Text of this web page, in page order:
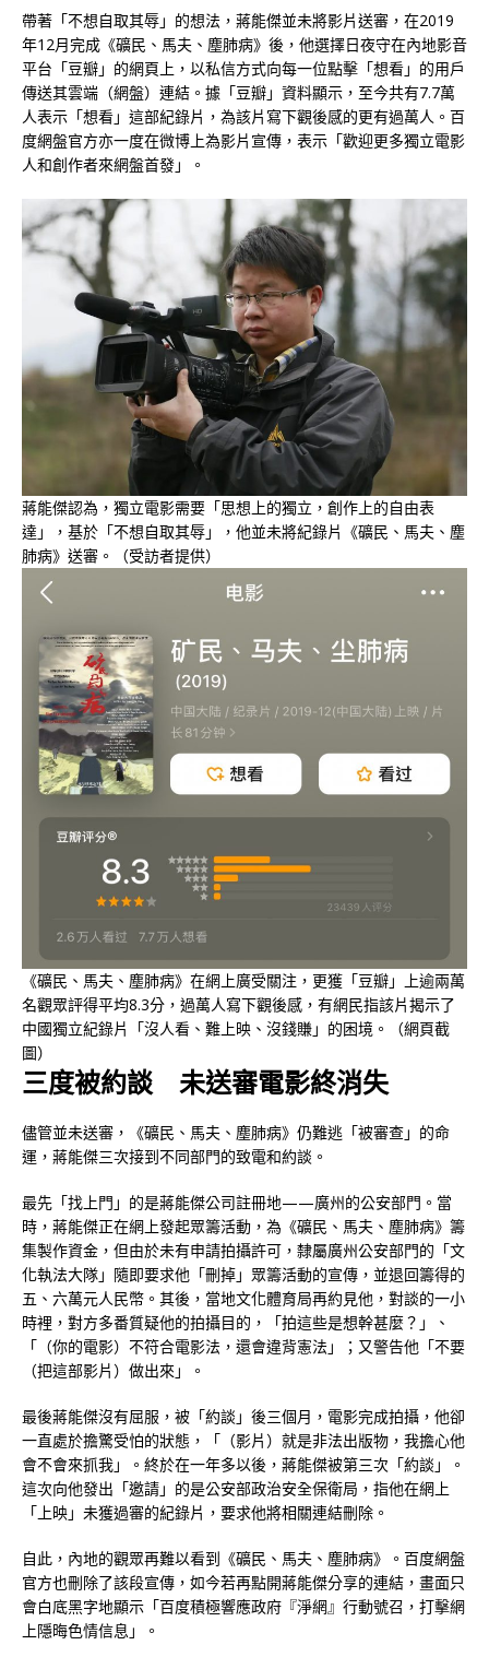
帶著「不想自取其辱」的想法，蔣能傑並未將影片送審，在2019
年12月完成《礦民、馬夫、塵肺病》後，他選擇日夜守在內地影音
平台「豆瓣」的網頁上，以私信方式向每一位點擊「想看」的用戶
傳送其雲端（網盤）連結。據「豆瓣」資料顯示，至今共有7.7萬
人表示「想看」這部紀錄片，為該片寫下觀後感的更有過萬人。百
度網盤官方亦一度在微博上為影片宣傳，表示「歡迎更多獨立電影
人和創作者來網盤首發」。
蔣能傑認為，獨立電影需要「思想上的獨立，創作上的自由表
達」，基於「不想自取其辱」，他並未將紀錄片《礦民、馬夫、塵
肺病》送審。（受訪者提供）
《礦民、馬夫、塵肺病》在網上廣受關注，更獲「豆瓣」上逾兩萬
名觀眾評得平均8.3分，過萬人寫下觀後感，有網民指該片揭示了
中國獨立紀錄片「沒人看、難上映、沒錢賺」的困境。（網頁截
圖）
三度被約談 未送審電影終消失
儘管並未送審，《礦民、馬夫、塵肺病》仍難逃「被審查」的命
運，蔣能傑三次接到不同部門的致電和約談。
最先「找上門」的是蔣能傑公司註冊地——廣州的公安部門。當
時，蔣能傑正在網上發起眾籌活動，為《礦民、馬夫、塵肺病》籌
集製作資金，但由於未有申請拍攝許可，隸屬廣州公安部門的「文
化執法大隊」隨即要求他「刪掉」眾籌活動的宣傳，並退回籌得的
五、六萬元人民幣。其後，當地文化體育局再約見他，對談的一小
時裡，對方多番質疑他的拍攝目的，「拍這些是想幹甚麼？」、
「（你的電影）不符合電影法，還會違背憲法」；又警告他「不要
（把這部影片）做出來」。
最後蔣能傑沒有屈服，被「約談」後三個月，電影完成拍攝，他卻
一直處於擔驚受怕的狀態，「（影片）就是非法出版物，我擔心他
會不會來抓我」。終於在一年多以後，蔣能傑被第三次「約談」。
這次向他發出「邀請」的是公安部政治安全保衛局，指他在網上
「上映」未獲過審的紀錄片，要求他將相關連結刪除。
自此，內地的觀眾再難以看到《礦民、馬夫、塵肺病》。百度網盤
官方也刪除了該段宣傳，如今若再點開蔣能傑分享的連結，畫面只
會白底黑字地顯示「百度積極響應政府『淨網』行動號召，打擊網
上隱晦色情信息」。